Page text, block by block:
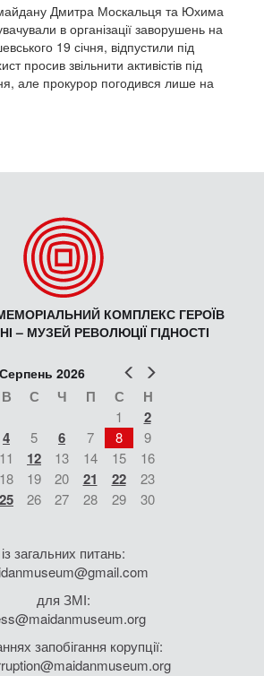
Дмитра Москальця та Юхима
в організації заворушень на
19 січня, відпустили під
просив звільнити активістів під
але прокурор погодився лише на
КОМПЛЕКС ГЕРОЇВ
– МУЗЕЙ РЕВОЛЮЦІЇ ГІДНОСТІ
Попер
Серпень 2026
В С Ч П С Н
1 2
4 5 6 7 8
9
11 12 13 14 15
16
18 19 20 21 22
23
25 26 27 28 29
30
із загальних питань:
для ЗМІ:
запобігання корупції: